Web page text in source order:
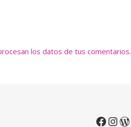
los datos de tus comentarios.